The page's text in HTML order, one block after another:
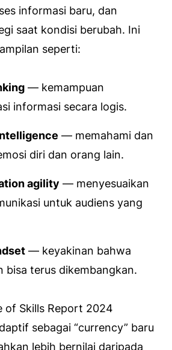
informasi baru, dan
saat kondisi berubah. Ini
seperti:
— kemampuan
informasi secara logis.
— memahami dan
diri dan orang lain.
agility — menyesuaikan
untuk audiens yang
— keyakinan bahwa
bisa terus dikembangkan.
of Skills Report 2024
sebagai “currency” baru
lebih bernilai daripada